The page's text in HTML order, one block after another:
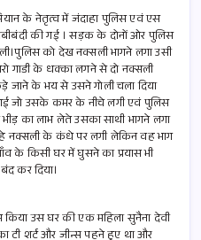
के नेतृत्व में जंदाहा पुलिस एवं एस
की गई । सड़क के दोनों ओर पुलिस
को देख नक्सली भागने लगा उसी
गाडी के धक्का लगने से दो नक्सली
जाने के भय से उसने गोली चला दिया
गई जो उसके कमर के नीचे लगी एवं पुलिस
भीड़ का लाभ लेते उसका साथी भागने लगा
नक्सली के कंधे पर लगी लेकिन वह भाग
के किसी घर में घुसने का प्रयास भी
कर दिया।
उस घर की एक महिला सुनैना देवी